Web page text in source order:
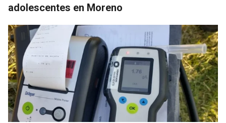
adolescentes en Moreno